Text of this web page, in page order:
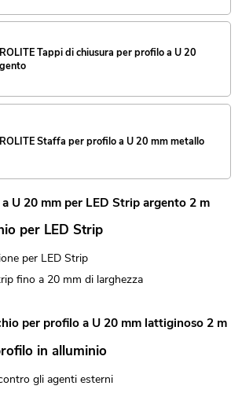
Tappi di chiusura per profilo a U 20
Staffa per profilo a U 20 mm metallo
U 20 mm per LED Strip argento 2 m
per LED Strip
per LED Strip
fino a 20 mm di larghezza
per profilo a U 20 mm lattiginoso 2 m
in alluminio
gli agenti esterni